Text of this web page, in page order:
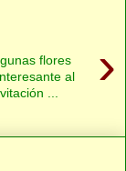
›
flores
al
...